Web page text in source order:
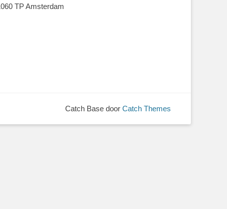
TP Amsterdam
Catch Base door Catch Themes